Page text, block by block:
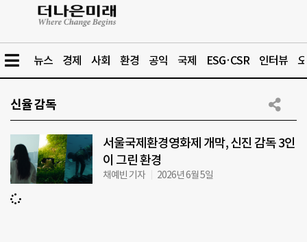
뉴스 경제 사회 환경 공익 국제 ESG·CSR 인터뷰
신율 감독
서울국제환경영화제 개막, 신진 감독 3인
이 그린 환경
채예빈 기자 2026년 6월 5일